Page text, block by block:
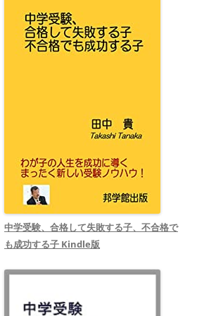
中学受験、合格して失敗する子、不合格で
も成功する子 Kindle版